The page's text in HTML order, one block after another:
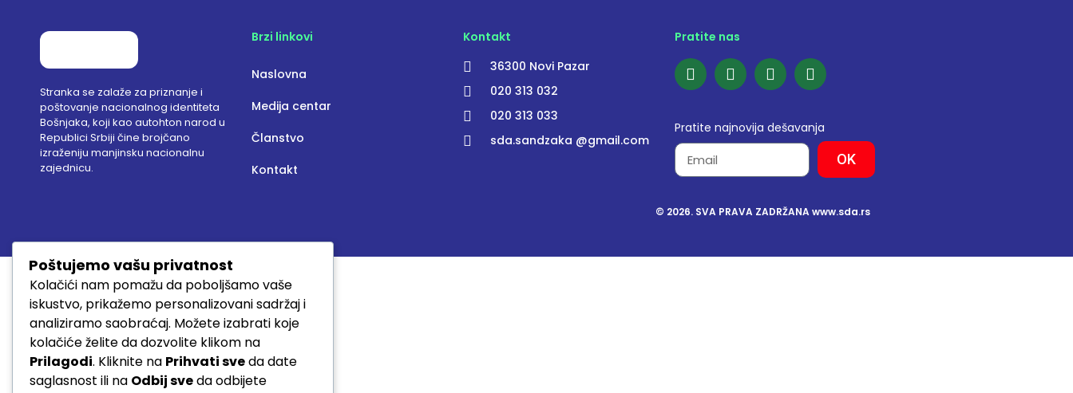
Stranka se zalaže za priznanje i
poštovanje nacionalnog identiteta
Bošnjaka, koji kao autohton narod u
Republici Srbiji čine brojčano
izraženiju manjinsku nacionalnu
zajednicu.
Brzi linkovi
Naslovna
Medija centar
Članstvo
Kontakt
Kontakt
36300 Novi Pazar
020 313 032
020 313 033
sda.sandzaka @gmail.com
Pratite nas
Pratite najnovija dešavanja
OK
© 2026. SVA PRAVA ZADRŽANA www.sda.rs
Poštujemo vašu privatnost
Kolačići nam pomažu da poboljšamo vaše
iskustvo, prikažemo personalizovani sadržaj i
analiziramo saobraćaj. Možete izabrati koje
kolačiće želite da dozvolite klikom na
Prilagodi. Kliknite na Prihvati sveda date
saglasnost ili na Odbij sveda odbijete